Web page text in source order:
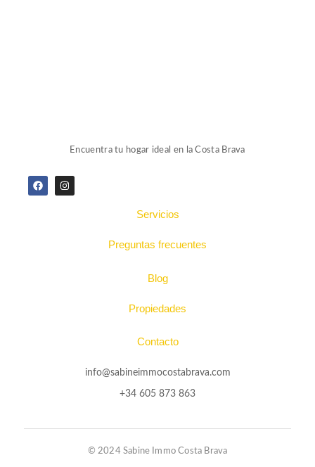
Encuentra tu hogar ideal en la Costa Brava
Servicios
Preguntas frecuentes
Blog
Propiedades
Contacto
info@sabineimmocostabrava.com
+34 605 873 863
© 2024 Sabine Immo Costa Brava